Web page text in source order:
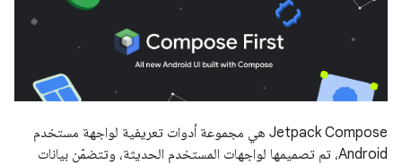
‫Jetpack Compose هي مجموعة أدوات تعريفية لواجهة مستخدم
Android، تم تصميمها لواجهات المستخدم الحديثة، وتتضمّن بيانات